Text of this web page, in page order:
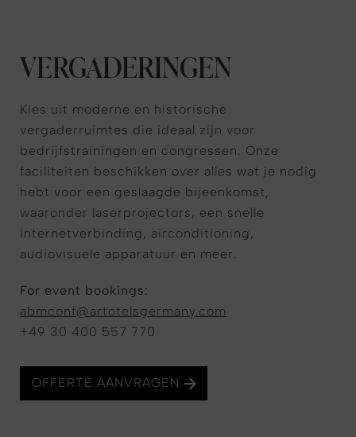
VERGADERINGEN
Kies uit moderne en historische
vergaderruimtes die ideaal zijn voor
bedrijfstrainingen en congressen. Onze
faciliteiten beschikken over alles wat je nodig
hebt voor een geslaagde bijeenkomst,
waaronder laserprojectors, een snelle
internetverbinding, airconditioning,
audiovisuele apparatuur en meer.
For event bookings:
abmconf@artotelsgermany.com
+49 30 400 557 770
OFFERTE AANVRAGEN